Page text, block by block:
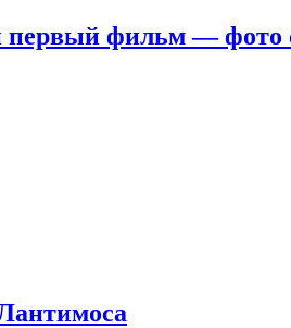
первый фильм — фото